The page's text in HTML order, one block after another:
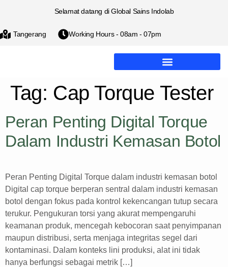
Selamat datang di Global Sains Indolab
Tangerang Working Hours - 08am - 07pm
Tag: Cap Torque Tester
Peran Penting Digital Torque
Dalam Industri Kemasan Botol
Peran Penting Digital Torque dalam industri kemasan botol
Digital cap torque berperan sentral dalam industri kemasan
botol dengan fokus pada kontrol kekencangan tutup secara
terukur. Pengukuran torsi yang akurat mempengaruhi
keamanan produk, mencegah kebocoran saat penyimpanan
maupun distribusi, serta menjaga integritas segel dari
kontaminasi. Dalam konteks lini produksi, alat ini tidak
hanya berfungsi sebagai metrik […]